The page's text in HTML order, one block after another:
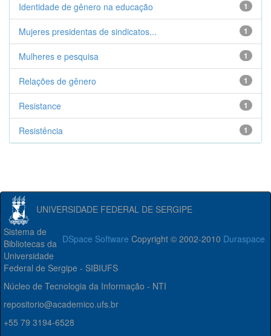
1
Identidade de gênero na educação
1
Mujeres presidentas de sindicatos...
1
Mulheres e pesquisa
1
Relações de gênero
1
Resistance
1
Resistência
UNIVERSIDADE FEDERAL DE SERGIPE
DSpace Software Copyright © 2002-2010 Duraspace
Sistema de
Bibliotecas da
Universidade
Federal de Sergipe - SIBIUFS
Núcleo de Tecnologia da Informação - NTI
repositorio@academico.ufs.br
+55 79 3194-6528